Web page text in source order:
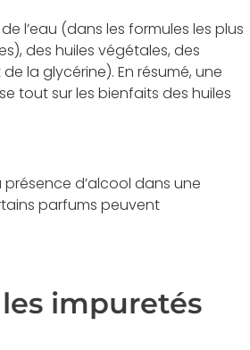
l’eau (dans les formules les plus
des huiles végétales, des
la glycérine). En résumé, une
tout sur les bienfaits des huiles
d’alcool dans une
parfums peuvent
impuretés